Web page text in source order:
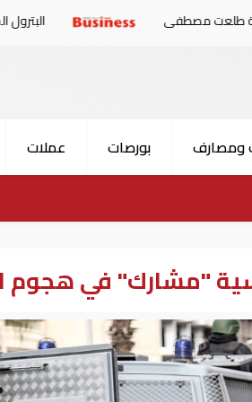
البترول المصرية: استثمارات بـ4.5 مليارات دولار لزيادة الإنتاج المحلي
ومصارف بورصات عملات
"مشارك" في هجوم